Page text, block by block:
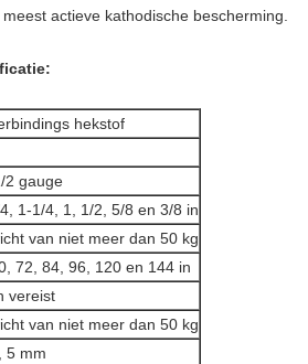
actieve kathodische bescherming.
hekstof
2 gauge
1-1/4, 1, 1/2, 5/8 en 3/8 in
van niet meer dan 50 kg
72, 84, 96, 120 en 144 in
vereist
van niet meer dan 50 kg
5 mm